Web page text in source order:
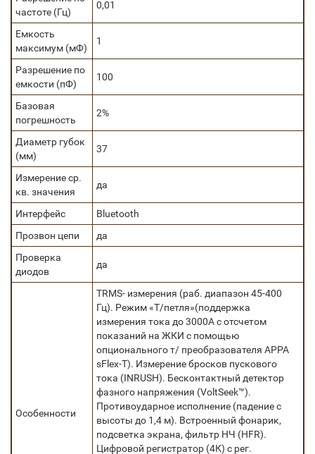
частоте (Гц)
0,01
Емкость
максимум (мФ)
1
Разрешение по
емкости (пФ)
100
Базовая
погрешность
2%
Диаметр губок
(мм)
37
Измерение ср.
кв. значения
да
Интерфейс
Bluetooth
Прозвон цепи
да
Проверка
диодов
да
Особенности
TRMS- измерения (раб. диапазон 45-400
Гц). Режим «Т/петля»(поддержка
измерения тока до 3000А с отсчетом
показаний на ЖКИ с помощью
опционального т/ преобразователя APPA
sFlex-T). Измерение бросков пускового
тока (INRUSH). Бесконтактный детектор
фазного напряжения (VoltSeek™).
Противоударное исполнение (падение с
высоты до 1,4 м). Встроенный фонарик,
подсветка экрана, фильтр НЧ (HFR).
Цифровой регистратор (4К) с рег.